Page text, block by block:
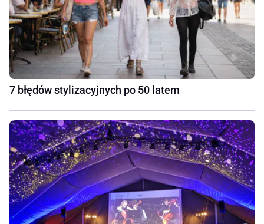
7 błędów stylizacyjnych po 50 latem